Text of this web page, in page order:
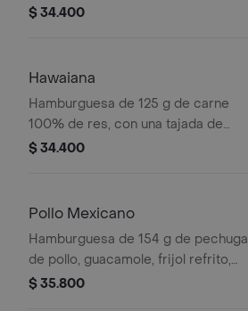
queso costeño rallado y salsa blanca
$ 34.400
Hawaiana
Hamburguesa de 125 g de carne
100% de res, con una tajada de
queso tipo mozzarella, piña, lechuga,
$ 34.400
Pollo Mexicano
Hamburguesa de 154 g de pechuga
de pollo, guacamole, frijol refrito,
tortillas de maíz, tomate, lechuga y
$ 35.800